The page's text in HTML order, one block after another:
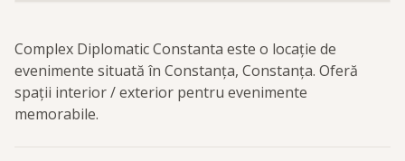
Complex Diplomatic Constanta este o locație de
evenimente situată în Constanța, Constanța. Oferă
spații interior / exterior pentru evenimente
memorabile.